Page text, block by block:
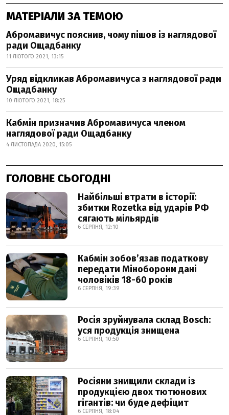
МАТЕРІАЛИ ЗА ТЕМОЮ
Абромавичус пояснив, чому пішов із наглядової
ради Ощадбанку
11 ЛЮТОГО 2021, 13:15
Уряд відкликав Абромавичуса з наглядової ради
Ощадбанку
10 ЛЮТОГО 2021, 18:25
Кабмін призначив Абромавичуса членом
наглядової ради Ощадбанку
4 ЛИСТОПАДА 2020, 15:05
ГОЛОВНЕ СЬОГОДНІ
Найбільші втрати в історії:
збитки Rozetka від ударів РФ
сягають мільярдів
6 СЕРПНЯ, 12:10
Кабмін зобовʼязав податкову
передати Міноборони дані
чоловіків 18-60 років
6 СЕРПНЯ, 19:39
Росія зруйнувала склад Bosch:
уся продукція знищена
6 СЕРПНЯ, 10:50
Росіяни знищили склади із
продукцією двох тютюнових
гігантів: чи буде дефіцит
6 СЕРПНЯ, 18:04